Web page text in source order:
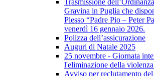
Trasmissione
Gravina in Puglia che
Plesso “Padre Pio – Peter
venerdì 16 gennaio 2026.
Polizza dell’assicurazione
Auguri di Natale 2025
25 novembre - Giornata
l'eliminazione della
Avviso per reclutamento